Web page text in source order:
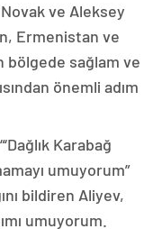
ve Aleksey
Ermenistan ve
bölgede sağlam ve
önemli adım
Karabağ
umuyorum”
bildiren Aliyev,
umuyorum.